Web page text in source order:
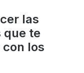
las
que te
los